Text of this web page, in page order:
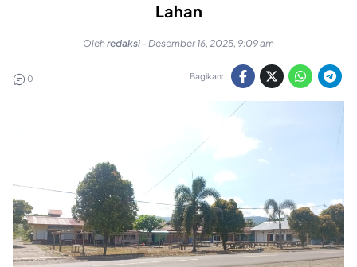
Lahan
Olehredaksi - Desember 16, 2025, 9:09 am
0 Bagikan: